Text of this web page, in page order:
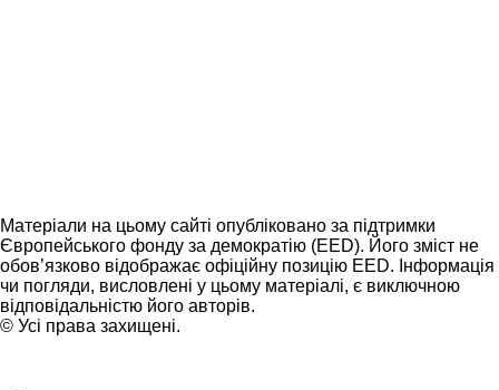
Матеріали на цьому сайті опубліковано за підтримки
Європейського фонду за демократію (EED). Його зміст не
обов’язково відображає офіційну позицію EED. Інформація
чи погляди, висловлені у цьому матеріалі, є виключною
відповідальністю його авторів.
© Усі права захищені.